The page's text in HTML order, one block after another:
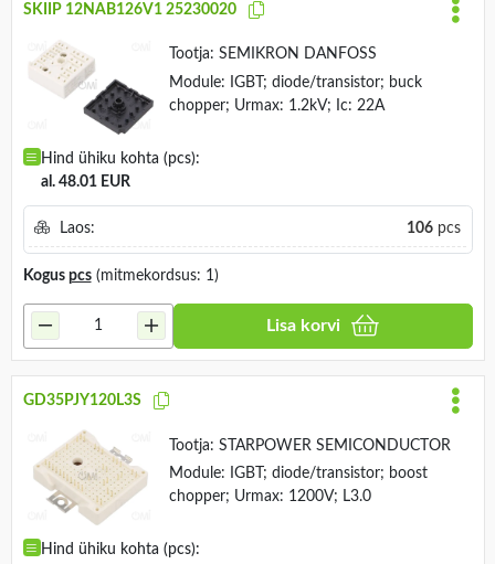
SKIIP 12NAB126V1 25230020
Tootja: SEMIKRON DANFOSS
Module: IGBT; diode/transistor; buck
chopper; Urmax: 1.2kV; Ic: 22A
Hind ühiku kohta (pcs):
al. 48.01 EUR
Laos: 106pcs
Kogus pcs(mitmekordsus: 1)
Lisa korvi
GD35PJY120L3S
Tootja: STARPOWER SEMICONDUCTOR
Module: IGBT; diode/transistor; boost
chopper; Urmax: 1200V; L3.0
Hind ühiku kohta (pcs):